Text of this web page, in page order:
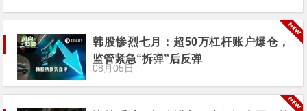
韩股惨烈七月：超50万杠杆账户爆仓，
监管紧急“拆弹”后反弹
08月05日